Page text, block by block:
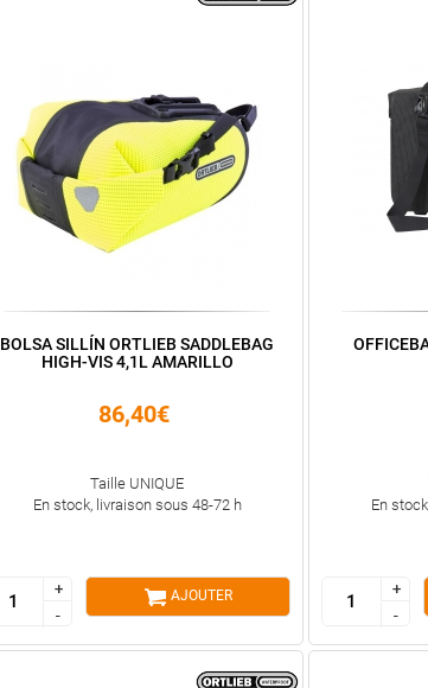
BOLSA SILLÍN ORTLIEB SADDLEBAG
HIGH-VIS 4,1L AMARILLO
86,40€
Taille UNIQUE
En stock, livraison sous 48-72 h
+
-
+
-
AJOUTER
En
+
-
+
-